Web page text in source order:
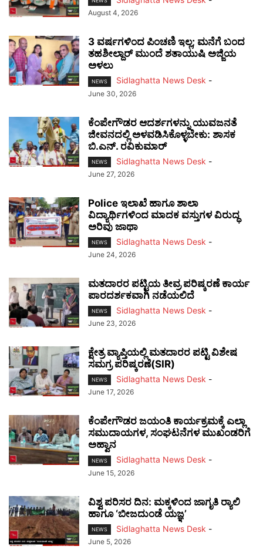
August 4, 2026
3 ವರ್ಷಗಳಿಂದ ಪಿಂಚಣಿ ಇಲ್ಲ; ಮನೆಗೆ ಬಂದ
ತಹಶೀಲ್ದಾರ್ ಮುಂದೆ ಶತಾಯುಷಿ ಅಜ್ಜಿಯ
ಅಳಲು
NEWS Sidlaghatta News Desk -
June 30, 2026
ಕೆಂಪೇಗೌಡರ ಆದರ್ಶಗಳನ್ನು ಯುವಜನತೆ
ಜೀವನದಲ್ಲಿ ಅಳವಡಿಸಿಕೊಳ್ಳಬೇಕು: ಶಾಸಕ
ಬಿ.ಎನ್. ರವಿಕುಮಾರ್
NEWS Sidlaghatta News Desk -
June 27, 2026
Police ಇಲಾಖೆ ಹಾಗೂ ಶಾಲಾ
ವಿದ್ಯಾರ್ಥಿಗಳಿಂದ ಮಾದಕ ವಸ್ತುಗಳ ವಿರುದ್ಧ
ಅರಿವು ಜಾಥಾ
NEWS Sidlaghatta News Desk -
June 24, 2026
ಮತದಾರರ ಪಟ್ಟಿಯ ತೀವ್ರ ಪರಿಷ್ಕರಣೆ ಕಾರ್ಯ
ಪಾರದರ್ಶಕವಾಗಿ ನಡೆಯಲಿದೆ
NEWS Sidlaghatta News Desk -
June 23, 2026
ಕ್ಷೇತ್ರ ವ್ಯಾಪ್ತಿಯಲ್ಲಿ ಮತದಾರರ ಪಟ್ಟಿ ವಿಶೇಷ
ಸಮಗ್ರ ಪರಿಷ್ಕರಣೆ(SIR)
NEWS Sidlaghatta News Desk -
June 17, 2026
ಕೆಂಪೇಗೌಡರ ಜಯಂತಿ ಕಾರ್ಯಕ್ರಮಕ್ಕೆ ಎಲ್ಲಾ
ಸಮುದಾಯಗಳ, ಸಂಘಟನೆಗಳ ಮುಖಂಡರಿಗೆ
ಅಹ್ವಾನ
NEWS Sidlaghatta News Desk -
June 15, 2026
ವಿಶ್ವ ಪರಿಸರ ದಿನ: ಮಕ್ಕಳಿಂದ ಜಾಗೃತಿ ರ‍್ಯಾಲಿ
ಹಾಗೂ ‘ಬೀಜದುಂಡೆ ಯಜ್ಞ’
NEWS Sidlaghatta News Desk -
June 5, 2026